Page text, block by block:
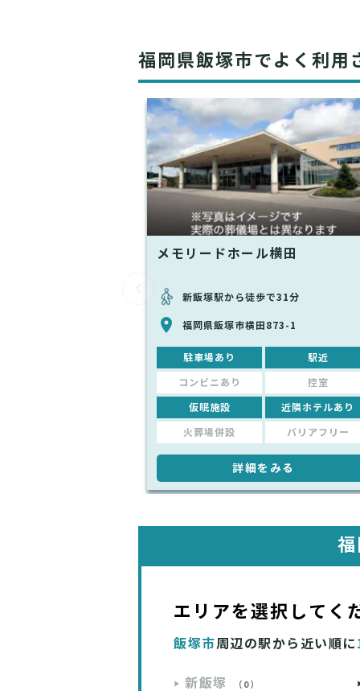
福岡県飯塚市でよく利用
メモリードホール横田
新飯塚駅から徒歩で31分
福岡県飯塚市横田873-1
駐車場あり 駅近
コンビニあり 控室
仮眠施設 近隣ホテルあり
火葬場併設 バリアフリー
詳細をみる
エリアを選択してく
飯塚市周辺の駅から近い順に
新飯塚 （0）